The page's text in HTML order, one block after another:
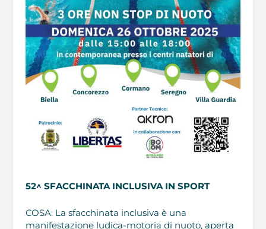
52^ SFACCHINATA INCLUSIVA IN SPORT
COSA: La sfacchinata inclusiva è una
manifestazione ludica-motoria di nuoto, aperta